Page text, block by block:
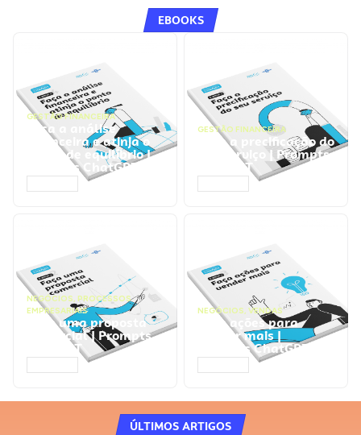
EBOOKS
GESTÃO FINANCEIRA
Faça a análise
financeira e atinja o
ponto de equilíbrio |
Prompts ChatGPT
GESTÃO FINANCEIRA
Faça a precificação do
seu serviço | Prompts
ChatGPT
NEGÓCIOS, PROCESSOS
EMPRESARIAIS
Faça uma proposta
comercial | Prompts
ChatGPT
NEGÓCIOS, VENDAS
Faça ações para
vender mais |
Prompts ChatGPT
ÚLTIMOS ARTIGOS